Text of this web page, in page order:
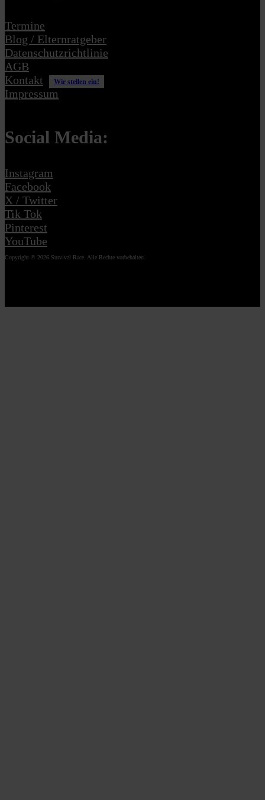
Termine
Blog / Elternratgeber
Datenschutzrichtlinie
AGB
Kontakt
Wir stellen ein!
Impressum
Social Media:
Instagram
Facebook
X / Twitter
Tik Tok
Pinterest
YouTube
Copyright © 2026 Survival Race. Alle Rechte vorbehalten.